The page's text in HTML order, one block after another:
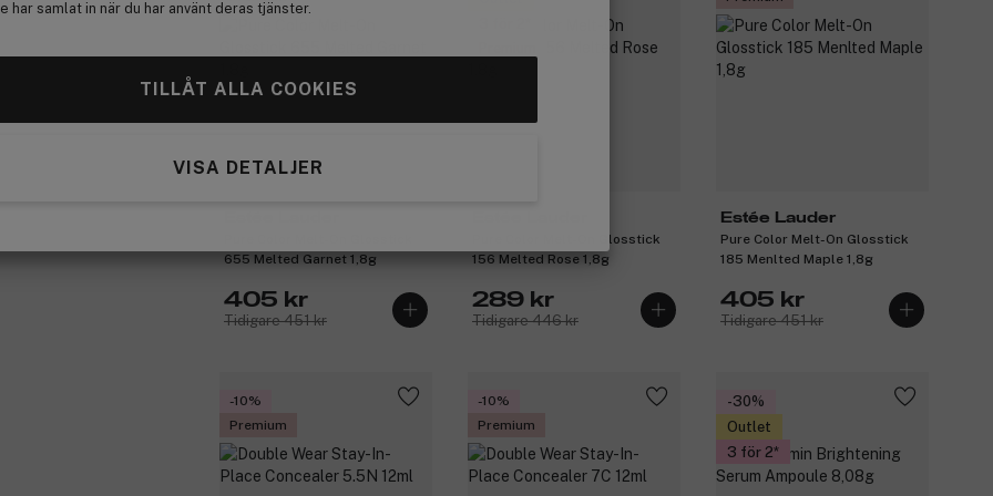
har samlat in när du har använt deras tjänster.
TILLÅT ALLA COOKIES
VISA DETALJER
655 Melted Garnet 1,8g
405 kr
Tidigare 451 kr
Pure Color Melt-On Glosstick
156 Melted Rose 1,8g
289 kr
Tidigare 446 kr
Estée Lauder
Pure Color Melt-On Glosstick
185 Menlted Maple 1,8g
405 kr
Tidigare 451 kr
-10%
Premium
-10%
Premium
-30%
Outlet
3 för 2